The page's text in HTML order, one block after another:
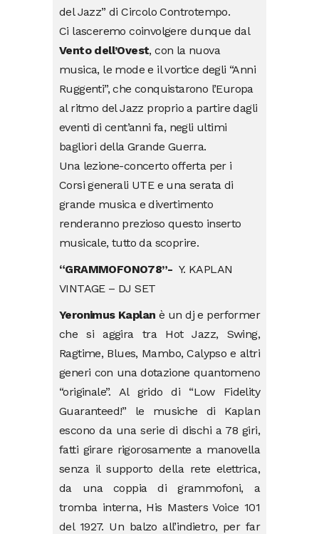
del Jazz” di Circolo Controtempo.
Ci lasceremo coinvolgere dunque dal
Vento dell’Ovest, con la nuova
musica, le mode e il vortice degli “Anni
Ruggenti”, che conquistarono l’Europa
al ritmo del Jazz proprio a partire dagli
eventi di cent’anni fa, negli ultimi
bagliori della Grande Guerra.
Una lezione-concerto offerta per i
Corsi generali UTE e una serata di
grande musica e divertimento
renderanno prezioso questo inserto
musicale, tutto da scoprire.
“GRAMMOFONO78”- Y. KAPLAN
VINTAGE – DJ SET
Yeronimus Kaplan è un dj e performer
che si aggira tra Hot Jazz, Swing,
Ragtime, Blues, Mambo, Calypso e altri
generi con una dotazione quantomeno
“originale”. Al grido di “Low Fidelity
Guaranteed!” le musiche di Kaplan
escono da una serie di dischi a 78 giri,
fatti girare rigorosamente a manovella
senza il supporto della rete elettrica,
da una coppia di grammofoni, a
tromba interna, His Masters Voice 101
del 1927. Un balzo all’indietro, per far